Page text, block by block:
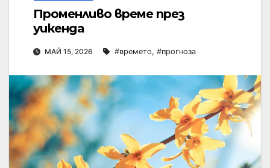
Променливо време през
уикенда
МАЙ 15, 2026 #времето, #прогноза